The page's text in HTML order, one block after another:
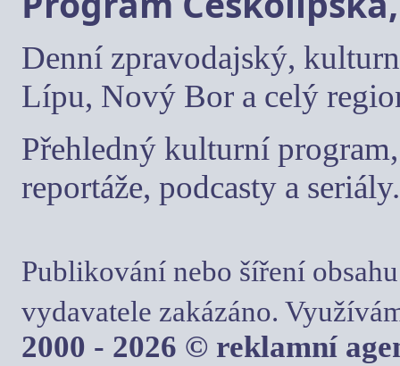
Denní zpravodajský,
Lípu, Nový Bor a celý
Přehledný kulturní
reportáže, podcasty a seriály.
Publikování nebo šíření
vydavatele zakázáno.
2000 - 2026 © reklamní